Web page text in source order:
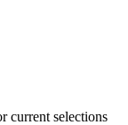
current selections